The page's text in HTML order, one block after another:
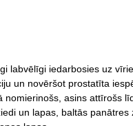
labvēlīgi iedarbosies uz
un novēršot prostatīta
nomierinošs, asins attīrošs
un lapas, baltās panātres